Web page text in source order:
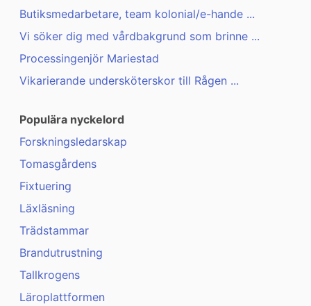
Butiksmedarbetare, team kolonial/e-hande ...
Vi söker dig med vårdbakgrund som brinne ...
Processingenjör Mariestad
Vikarierande undersköterskor till Rågen ...
Populära nyckelord
Forskningsledarskap
Tomasgårdens
Fixtuering
Läxläsning
Trädstammar
Brandutrustning
Tallkrogens
Läroplattformen